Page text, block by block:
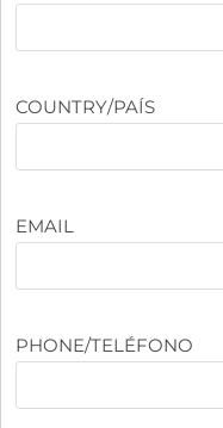
COUNTRY/PAÍS
EMAIL
PHONE/TELÉFONO